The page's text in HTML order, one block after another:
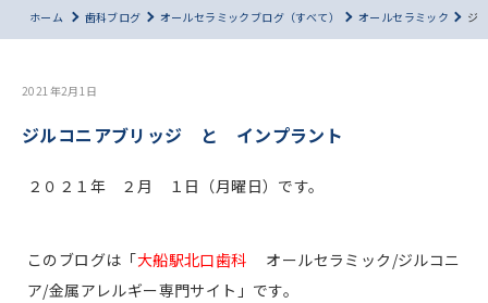
ホーム 歯科ブログ オールセラミックブログ（すべて） オールセラミック ジ
2021年2月1日
ジルコニアブリッジ と インプラント
２０２１年 ２月 １日（月曜日）です。
このブログは「大船駅北口歯科
オールセラミック/ジルコニ
ア/金属アレルギー専門サイト」です。